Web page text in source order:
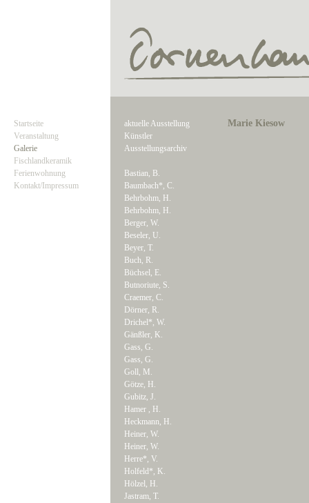
Startseite
Veranstaltung
Galerie
Fischlandkeramik
Ferienwohnung
Kontakt/Impressum
aktuelle Ausstellung
Künstler
Ausstellungsarchiv
Bastian, B.
Baumbach*, C.
Behrbohm, H.
Behrbohm, H.
Berger, W.
Beseler, U.
Beyer, T.
Buch, R.
Büchsel, E.
Butnoriute, S.
Craemer, C.
Dörner, R.
Drichel*, W.
Gänßler, K.
Gass, G.
Gass, G.
Goll, M.
Götze, H.
Gubitz, J.
Hamer , H.
Heckmann, H.
Heiner, W.
Heiner, W.
Herre*, V.
Holfeld*, K.
Hölzel, H.
Jastram, T.
Marie Kiesow